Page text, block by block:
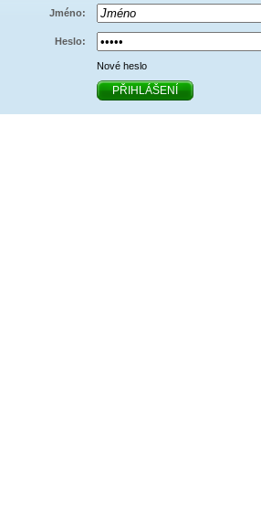
Jméno:
Heslo:
Nové heslo
PŘIHLÁŠENÍ